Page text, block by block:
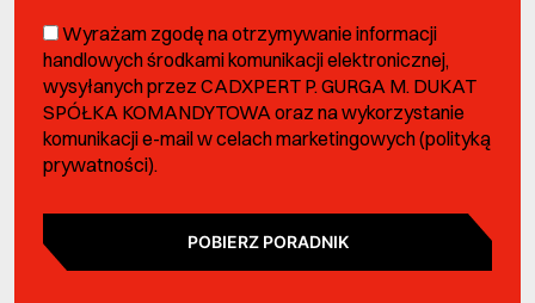
Wyrażam zgodę na otrzymywanie informacji
handlowych środkami komunikacji elektronicznej,
wysyłanych przez CADXPERT P. GURGA M. DUKAT
SPÓŁKA KOMANDYTOWA oraz na wykorzystanie
komunikacji e-mail w celach marketingowych (polityką
prywatności).
POBIERZ PORADNIK